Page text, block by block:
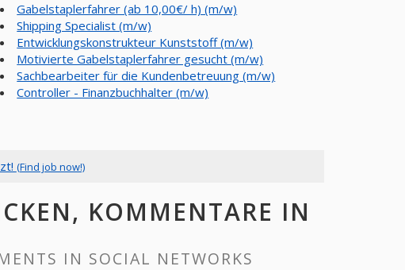
Gabelstaplerfahrer (ab 10,00€/ h) (m/w)
Shipping Specialist (m/w)
Entwicklungskonstrukteur Kunststoff (m/w)
Motivierte Gabelstaplerfahrer gesucht (m/w)
Sachbearbeiter für die Kundenbetreuung (m/w)
Controller - Finanzbuchhalter (m/w)
(Find job now!)
KOMMENTARE IN
IN SOCIAL NETWORKS